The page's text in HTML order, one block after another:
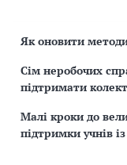
Як оновити
Сім неробочих
підтримати
Малі кроки до
підтримки учнів